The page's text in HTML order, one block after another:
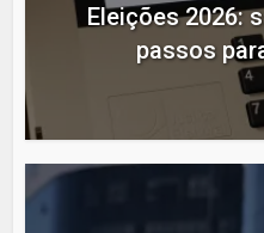
Eleições 2026:
passos